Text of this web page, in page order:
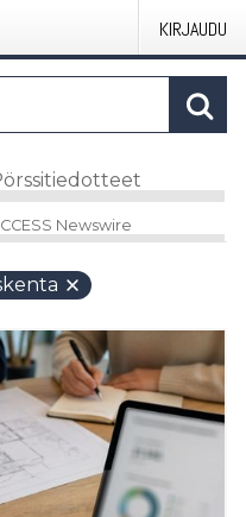
KIRJAUDU
Newswire